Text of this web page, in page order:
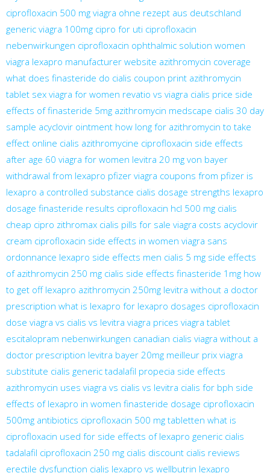
ciprofloxacin 500 mg viagra ohne rezept aus deutschland
generic viagra 100mg cipro for uti ciprofloxacin
nebenwirkungen ciprofloxacin ophthalmic solution women
viagra lexapro manufacturer website azithromycin coverage
what does finasteride do cialis coupon print azithromycin
tablet sex viagra for women revatio vs viagra cialis price side
effects of finasteride 5mg azithromycin medscape cialis 30 day
sample acyclovir ointment how long for azithromycin to take
effect online cialis azithromycine ciprofloxacin side effects
after age 60 viagra for women levitra 20 mg von bayer
withdrawal from lexapro pfizer viagra coupons from pfizer is
lexapro a controlled substance cialis dosage strengths lexapro
dosage finasteride results ciprofloxacin hcl 500 mg cialis
cheap cipro zithromax cialis pills for sale viagra costs acyclovir
cream ciprofloxacin side effects in women viagra sans
ordonnance lexapro side effects men cialis 5 mg side effects
of azithromycin 250 mg cialis side effects finasteride 1mg how
to get off lexapro azithromycin 250mg levitra without a doctor
prescription what is lexapro for lexapro dosages ciprofloxacin
dose viagra vs cialis vs levitra viagra prices viagra tablet
escitalopram nebenwirkungen canadian cialis viagra without a
doctor prescription levitra bayer 20mg meilleur prix viagra
substitute cialis generic tadalafil propecia side effects
azithromycin uses viagra vs cialis vs levitra cialis for bph side
effects of lexapro in women finasteride dosage ciprofloxacin
500mg antibiotics ciprofloxacin 500 mg tabletten what is
ciprofloxacin used for side effects of lexapro generic cialis
tadalafil ciprofloxacin 250 mg cialis discount cialis reviews
erectile dysfunction cialis lexapro vs wellbutrin lexapro